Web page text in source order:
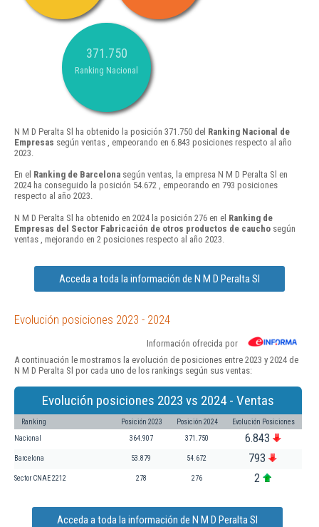
371.750
Ranking Nacional
N M D Peralta Sl ha obtenido la posición 371.750 del Ranking Nacional de
Empresas según ventas , empeorando en 6.843 posiciones respecto al año
2023.
En el Ranking de Barcelona según ventas, la empresa N M D Peralta Sl en
2024 ha conseguido la posición 54.672 , empeorando en 793 posiciones
respecto al año 2023.
N M D Peralta Sl ha obtenido en 2024 la posición 276 en el Ranking de
Empresas del Sector Fabricación de otros productos de caucho según
ventas , mejorando en 2 posiciones respecto al año 2023.
Acceda a toda la información de N M D Peralta Sl
Evolución posiciones 2023 - 2024
Información ofrecida por
A continuación le mostramos la evolución de posiciones entre 2023 y 2024 de
N M D Peralta Sl por cada uno de los rankings según sus ventas:
Evolución posiciones 2023 vs 2024 - Ventas
Ranking Posición 2023 Posición 2024 Evolución Posiciones
Nacional 364.907 371.750 6.843
Barcelona 53.879 54.672 793
Sector CNAE 2212 278 276 2
Acceda a toda la información de N M D Peralta Sl